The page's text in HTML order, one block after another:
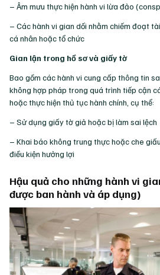
– Âm mưu thực hiện hành vi lừa đảo
– Các hành vi gian dối nhằm chiếm đoạt
cá nhân hoặc tổ chức
Gian lận trong hồ sơ và giấy tờ
Bao gồm các hành vi cung cấp thông tin
không hợp pháp trong quá trình tiếp cận
hoặc thực hiện thủ tục hành chính, cụ thể:
– Sử dụng giấy tờ giả hoặc bị làm sai lệch
– Khai báo không trung thực hoặc che
điều kiện hưởng lợi
Hậu quả cho những hành vi
được ban hành và áp dụng)